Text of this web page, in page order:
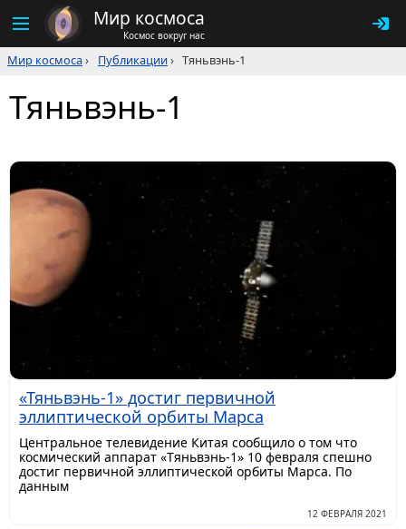
Мир космоса
Космос вокруг нас
Мир космоса› Публикации› Тяньвэнь-1
Тяньвэнь-1
«Тяньвэнь-1» достиг первичной
эллиптической орбиты Марса
Центральное телевидение Китая сообщило о том что
космический аппарат «Тяньвэнь-1» 10 февраля спешно
достиг первичной эллиптической орбиты Марса. По
данным
12 ФЕВРАЛЯ 2021